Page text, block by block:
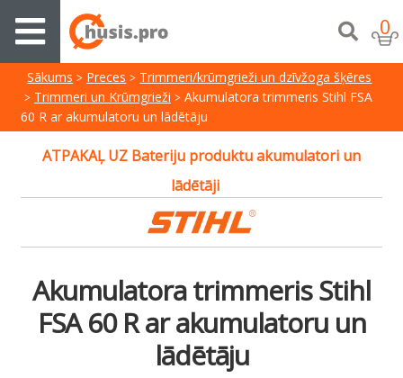
0
Sākums Preces
Trimmeri/krūmgrieži un dzīvžoga šķēres
Trimmeri un Krūmgrieži
Akumulatora trimmeris Stihl FSA
60 R ar akumulatoru un lādētāju
ATPAKAĻ UZ Bateriju produktu akumulatori un
lādētāji
Akumulatora trimmeris Stihl
FSA 60 R ar akumulatoru un
lādētāju